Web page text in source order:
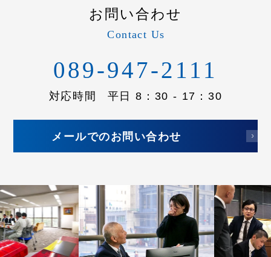
お問い合わせ
Contact Us
089-947-2111
対応時間 平日 8：30 - 17：30
メールでのお問い合わせ